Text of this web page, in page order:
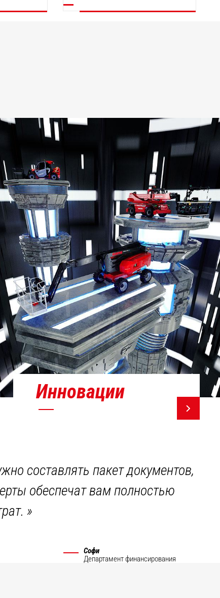
Инновации
составлять пакет документов,
обеспечат вам полностью
»
Софи
Департамент финансирования